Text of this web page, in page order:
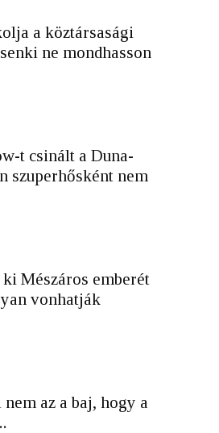
a köztársasági
ne mondhasson
t csinált a Duna-
szuperhősként nem
Mészáros emberét
vonhatják
az a baj, hogy a